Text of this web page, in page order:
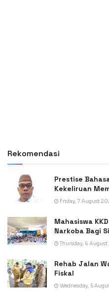
Rekomendasi
Prestise
Kekeliruan
Friday, 7 August
Mahasiswa
Narkoba Bagi
Thursday, 6
Rehab Jalan
Fiskal
Wednesday, 5